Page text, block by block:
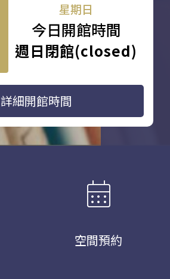
星期日
今日開館時間
週日閉館(closed)
詳細開館時間
calendar_month
空間預約